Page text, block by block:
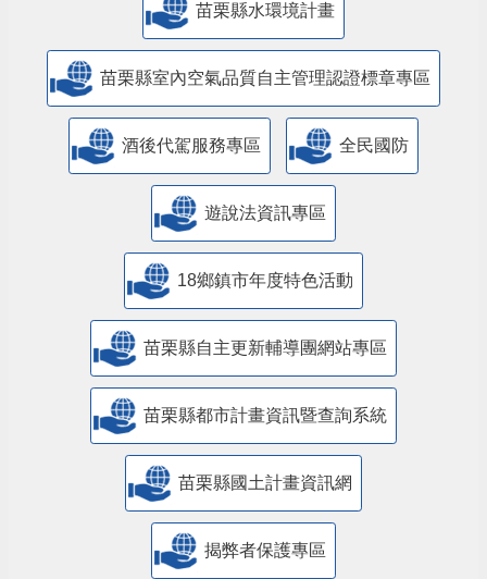
苗栗縣水環境計畫
苗栗縣室內空氣品質自主管理認證標章專區
酒後代駕服務專區 全民國防
遊說法資訊專區
18鄉鎮市年度特色活動
苗栗縣自主更新輔導團網站專區
苗栗縣都市計畫資訊暨查詢系統
苗栗縣國土計畫資訊網
揭弊者保護專區